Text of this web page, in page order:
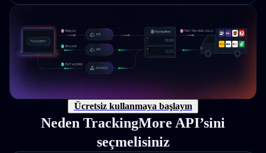
Ücretsiz kullanmaya başlayın
Neden TrackingMore API’sini
seçmelisiniz